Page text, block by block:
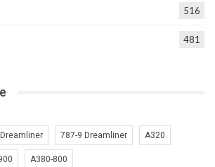
516
481
787-9 Dreamliner A320
A380-800